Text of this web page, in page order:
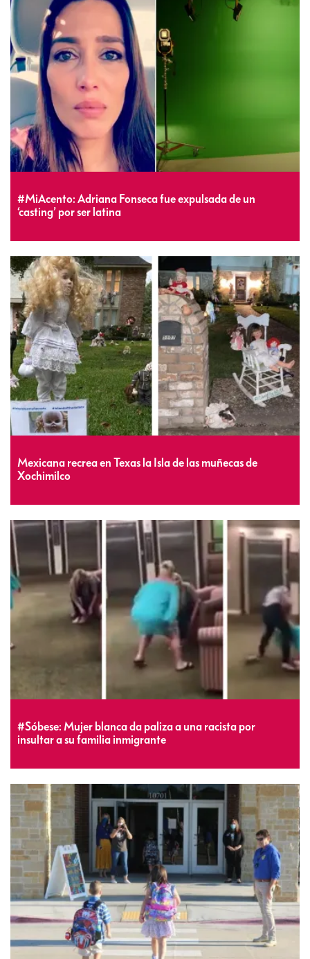
#MiAcento: Adriana Fonseca fue expulsada de un
‘casting’ por ser latina
Mexicana recrea en Texas la Isla de las muñecas de
Xochimilco
#Sóbese: Mujer blanca da paliza a una racista por
insultar a su familia inmigrante